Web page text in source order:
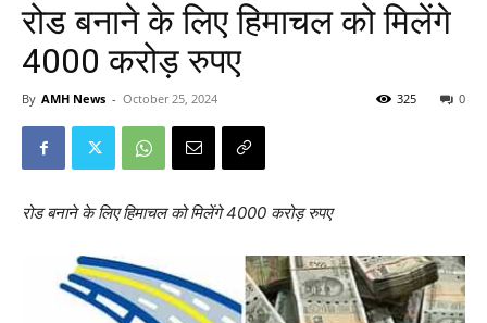
रोड बनाने के लिए हिमाचल को मिलेंगे
4000 करोड़ रुपए
By AMH News - October 25, 2024 0
325
रोड बनाने के लिए हिमाचल को मिलेंगे 4000 करोड़ रुपए